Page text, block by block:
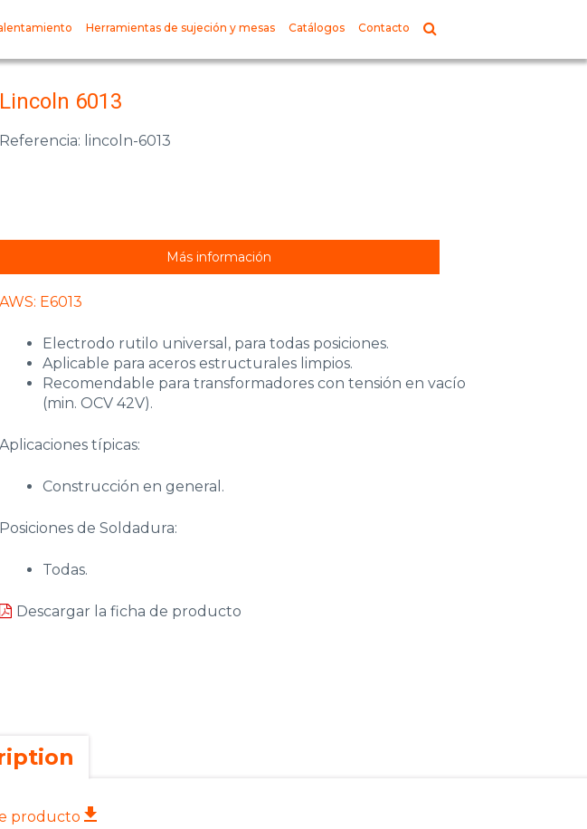
Herramientas de sujeción y mesas Catálogos Contacto
Referencia: lincoln-6013
AWS: E6013
Electrodo rutilo universal, para todas posiciones.
Aplicable para aceros estructurales limpios.
Recomendable para transformadores con tensión en vacío
(min. OCV 42V).
Aplicaciones típicas:
Construcción en general.
Posiciones de Soldadura:
Todas.
Descargar la ficha de producto
Más información
Lincoln 6013
producto